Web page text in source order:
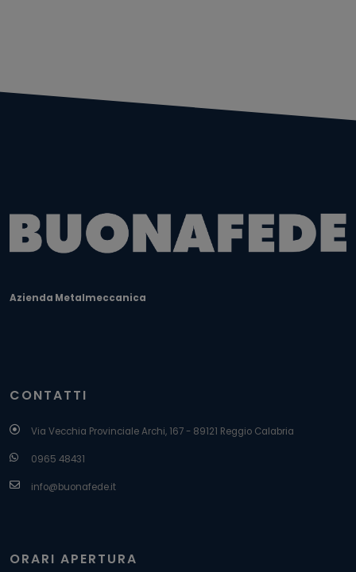
Azienda Metalmeccanica
CONTATTI
Via Vecchia Provinciale Archi, 167 - 89121 Reggio Calabria
0965 48431
info@buonafede.it
ORARI APERTURA